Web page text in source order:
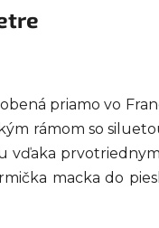
priamo vo
rámom so
vďaka
macka do